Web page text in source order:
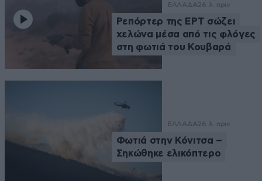
ΕΛΛΑΔΑ26 λ. πριν
Ρεπόρτερ της ΕΡΤ σώζει
χελώνα μέσα από τις φλόγες
στη φωτιά του Κουβαρά
ΕΛΛΑΔΑ26 λ. πριν
Φωτιά στην Κόνιτσα –
Σηκώθηκε ελικόπτερο